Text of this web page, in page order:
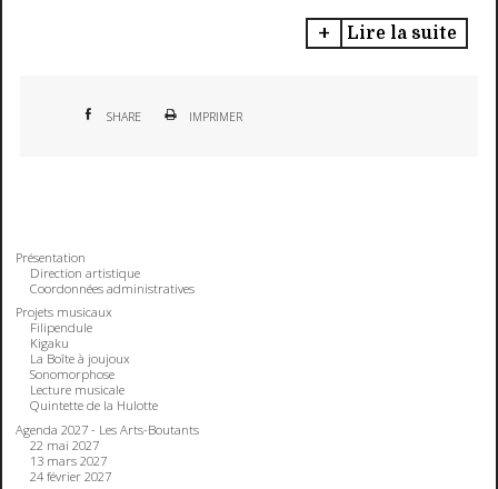
Lire la suite
SHARE IMPRIMER
Présentation
Direction artistique
Coordonnées administratives
Projets musicaux
Filipendule
Kigaku
La Boîte à joujoux
Sonomorphose
Lecture musicale
Quintette de la Hulotte
Agenda 2027 - Les Arts-Boutants
22 mai 2027
13 mars 2027
24 février 2027